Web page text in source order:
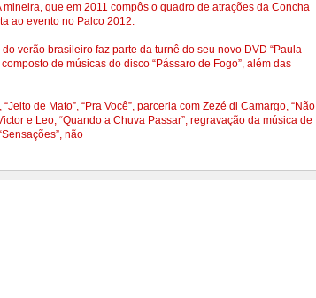
que em 2011 compôs o quadro de atrações da Concha
ao evento no Palco 2012.
verão brasileiro faz parte da turnê do seu novo DVD “Paula
de músicas do disco “Pássaro de Fogo”, além das
de Mato”, “Pra Você”, parceria com Zezé di Camargo, “Não
e Leo, “Quando a Chuva Passar”, regravação da música de
não